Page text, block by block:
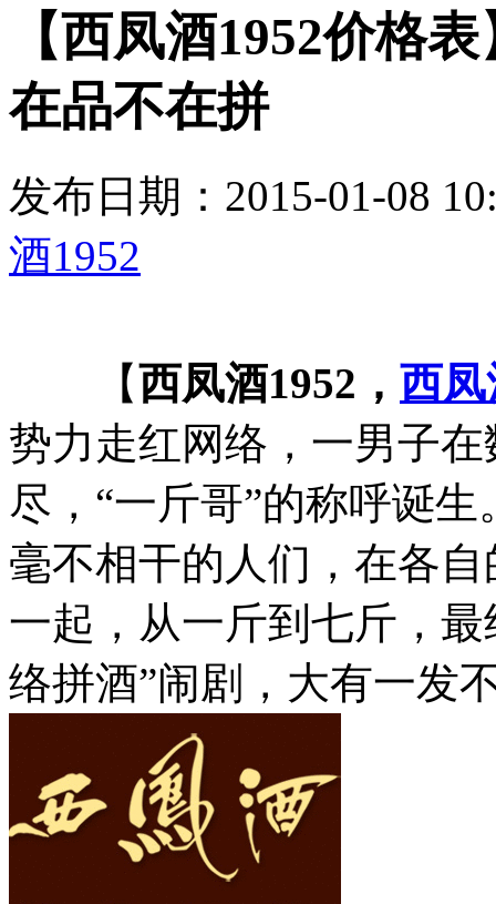
【西凤酒1952价格
在品不在拼
发布日期：2015-01-08
酒1952
【西凤酒1952， 西
势力走红网络，一男子
尽，“一斤哥”的称呼诞
毫不相干的人们，在各
一起，从一斤到七斤，
络拼酒”闹剧，大有一发